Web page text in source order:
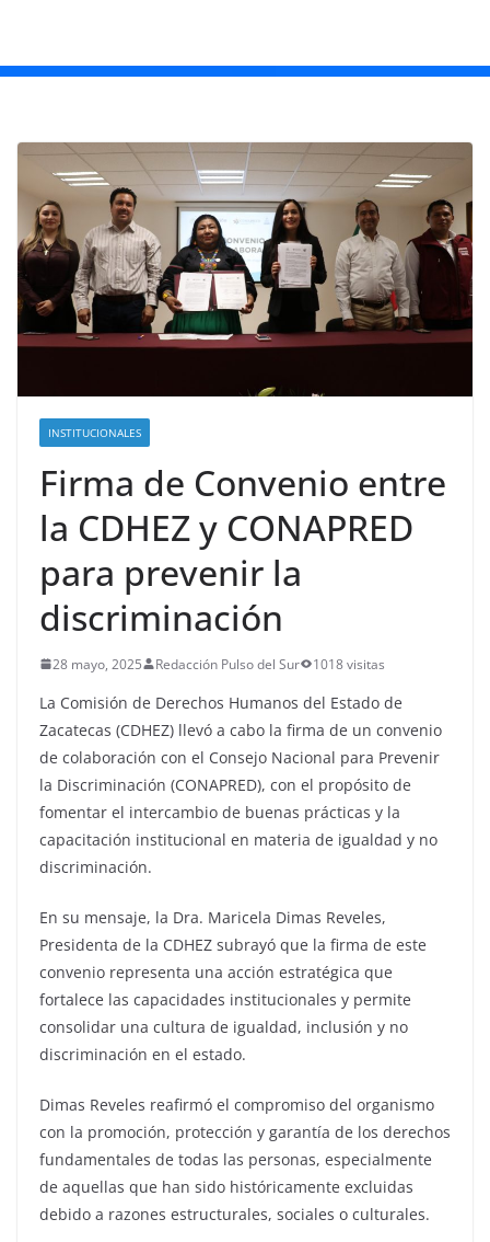
INSTITUCIONALES
Firma de Convenio entre
la CDHEZ y CONAPRED
para prevenir la
discriminación
28 mayo, 2025 Redacción Pulso del Sur 1018 visitas
La Comisión de Derechos Humanos del Estado de
Zacatecas (CDHEZ) llevó a cabo la firma de un convenio
de colaboración con el Consejo Nacional para Prevenir
la Discriminación (CONAPRED), con el propósito de
fomentar el intercambio de buenas prácticas y la
capacitación institucional en materia de igualdad y no
discriminación.
En su mensaje, la Dra. Maricela Dimas Reveles,
Presidenta de la CDHEZ subrayó que la firma de este
convenio representa una acción estratégica que
fortalece las capacidades institucionales y permite
consolidar una cultura de igualdad, inclusión y no
discriminación en el estado.
Dimas Reveles reafirmó el compromiso del organismo
con la promoción, protección y garantía de los derechos
fundamentales de todas las personas, especialmente
de aquellas que han sido históricamente excluidas
debido a razones estructurales, sociales o culturales.